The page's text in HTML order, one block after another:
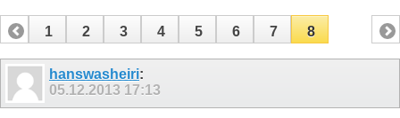
1 2 3 4 5 6 7 8
hanswasheiri:
05.12.2013 17:13